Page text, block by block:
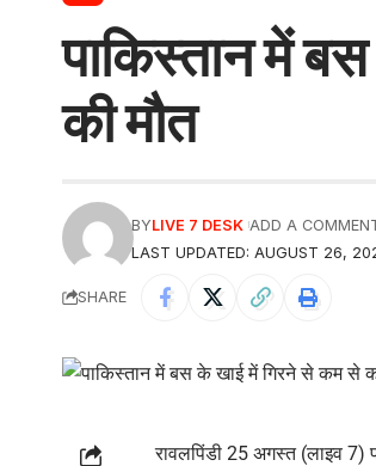
पाकिस्तान में
की मौत
LAST UPDATED: AUGUST 26,
BYLIVE 7 DESK ADD A
SHARE
रावलपिंडी 25 अगस्त (लाइव 7)